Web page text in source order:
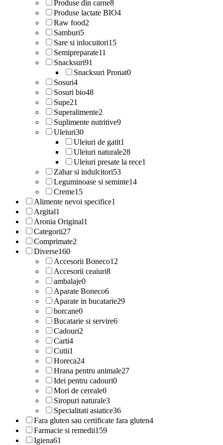
Produse din carne8
Produse lactate BIO4
Raw food2
Samburi5
Sare si inlocuitori15
Semipreparate11
Snacksuri91
Snacksuri Pronat0
Sosuri4
Sosuri bio48
Supe21
Superalimente2
Suplimente nutritive9
Uleiuri30
Uleiuri de gatit1
Uleiuri naturale28
Uleiuri presate la rece1
Zahar si indulcitori53
Leguminoase si seminte14
Creme15
Alimente nevoi specifice1
Argital1
Aronia Original1
Categorii27
Comprimate2
Diverse160
Accesorii Boneco12
Accesorii ceaiuri8
ambalaje0
Aparate Boneco6
Aparate in bucatarie29
borcane0
Bucatarie si servire6
Cadouri2
Carti4
Cutii1
Horeca24
Hrana pentru animale27
Idei pentru cadouri0
Mori de cereale0
Siropuri naturale3
Specialitati asiatice36
Fara gluten sau certificate fara gluten4
Farmacie si remedii159
Igiena61